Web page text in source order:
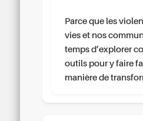
Parce que les
vies et nos
temps d’explorer
outils pour y faire
manière de